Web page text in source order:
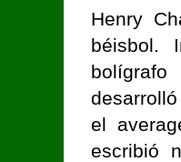
Henry
béisbol.
el
escribió